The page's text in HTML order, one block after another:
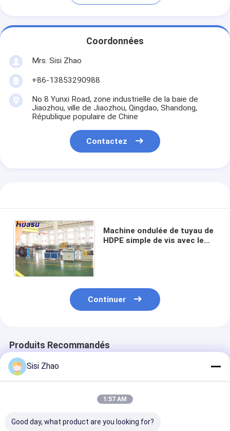
Coordonnées
Mrs. Sisi Zhao
+86-13853290988
No 8 Yunxi Road, zone industrielle de la baie de
Jiaozhou, ville de Jiaozhou, Qingdao, Shandong,
République populaire de Chine
Contactez
Machine ondulée de tuyau de
HDPE simple de vis avec le
Continuer
Produits Recommandés
Sisi Zhao
1:57 AM
Good day, what product are you looking for?